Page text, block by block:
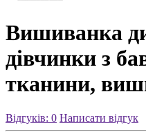
Вишиванка
дівчинки з
тканини,
Відгуків: 0 Написати відгук